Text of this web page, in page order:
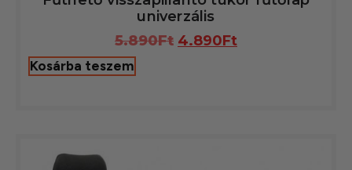
univerzális
5.890Ft 4.890Ft
Kosárba teszem